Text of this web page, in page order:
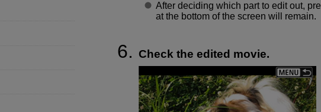
After deciding which part to edit out,
at the bottom of the screen will remain.
Check the edited movie.